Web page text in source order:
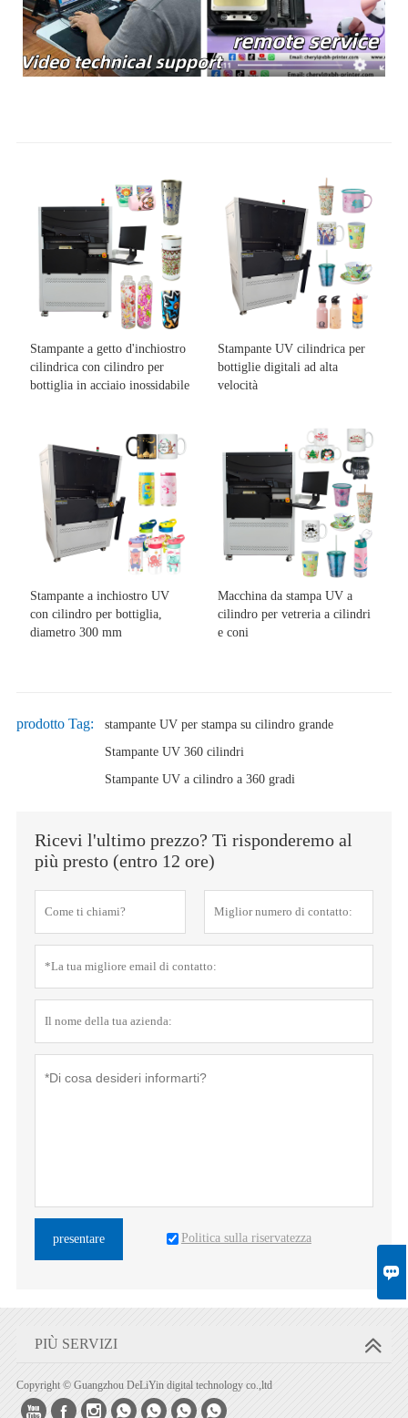

Stampante a getto d'inchiostro
cilindrica con cilindro per
bottiglia in acciaio inossidabile
Stampante UV cilindrica per
bottiglie digitali ad alta
velocità
Stampante a inchiostro UV
con cilindro per bottiglia,
diametro 300 mm
Macchina da stampa UV a
cilindro per vetreria a cilindri
e coni
prodotto Tag:
stampante UV per stampa su cilindro grande
Stampante UV 360 cilindri
Stampante UV a cilindro a 360 gradi
Ricevi l'ultimo prezzo? Ti risponderemo al
più presto (entro 12 ore)
presentare Politica sulla riservatezza
PIÙ SERVIZI
Copyright © Guangzhou DeLiYin digital technology co.,ltd
      